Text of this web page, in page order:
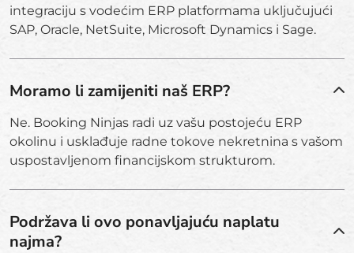
integraciju s vodećim ERP platformama uključujući
SAP, Oracle, NetSuite, Microsoft Dynamics i Sage.
Moramo li zamijeniti naš ERP?
Ne. Booking Ninjas radi uz vašu postojeću ERP
okolinu i usklađuje radne tokove nekretnina s vašom
uspostavljenom financijskom strukturom.
Podržava li ovo ponavljajuću naplatu
najma?